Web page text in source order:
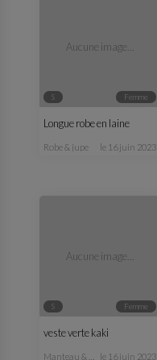
Aucune image...
S femme
Longue robe en laine
robe & jupe le 16 juin 2023
Aucune image...
S femme
veste verte kaki
manteau & veste le 16 juin 2023